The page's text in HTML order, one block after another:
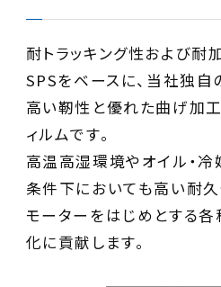
耐トラッキング性および
SPSをベースに、当社独
高い靭性と優れた曲げ加
ィルムです。
高温高湿環境やオイル・
条件下においても高い耐久
モーターをはじめとする
化に貢献します。